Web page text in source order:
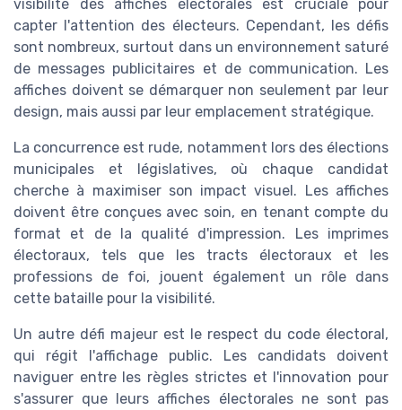
visibilité des affiches électorales est cruciale pour
capter l'attention des électeurs. Cependant, les défis
sont nombreux, surtout dans un environnement saturé
de messages publicitaires et de communication. Les
affiches doivent se démarquer non seulement par leur
design, mais aussi par leur emplacement stratégique.
La concurrence est rude, notamment lors des élections
municipales et législatives, où chaque candidat
cherche à maximiser son impact visuel. Les affiches
doivent être conçues avec soin, en tenant compte du
format et de la qualité d'impression. Les imprimes
électoraux, tels que les tracts électoraux et les
professions de foi, jouent également un rôle dans
cette bataille pour la visibilité.
Un autre défi majeur est le respect du code électoral,
qui régit l'affichage public. Les candidats doivent
naviguer entre les règles strictes et l'innovation pour
s'assurer que leurs affiches électorales ne sont pas